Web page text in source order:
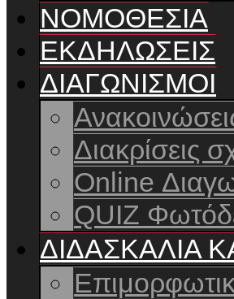
ΝΟΜΟΘΕΣΙΑ
ΕΚΔΗΛΩΣΕΙΣ
ΔΙΑΓΩΝΙΣΜΟΙ
Διακρίσεις
Online
QUIZ
ΔΙΔΑΣΚΑΛΙΑ